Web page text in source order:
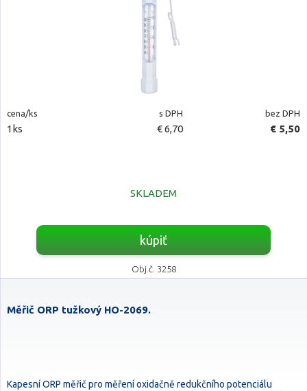
cena/ks s DPH bez DPH
1ks € 6,70 € 5,50
SKLADEM
kúpiť
Obj.č. 3258
Měřič ORP tužkový HO-2069.
Kapesní ORP měřič pro měření oxidačně redukčního potenciálu